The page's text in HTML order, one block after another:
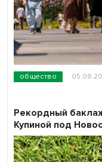
общество
Рекордный
Купиной под